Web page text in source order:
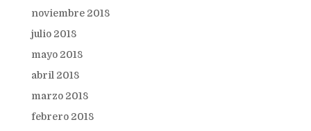
noviembre 2018
julio 2018
mayo 2018
abril 2018
marzo 2018
febrero 2018